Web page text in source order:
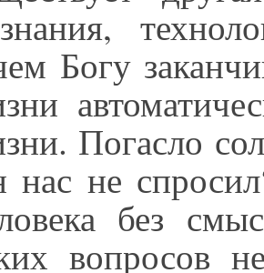
Богу
Погасло
не
без
вопросов